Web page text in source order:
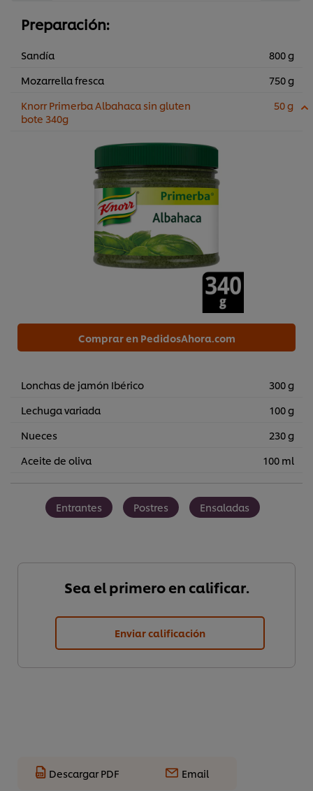
Preparación:
Sandía
800 g
Mozarrella fresca
750 g
Knorr Primerba Albahaca sin gluten
bote 340g
50 g
Comprar en PedidosAhora.com
Lonchas de jamón Ibérico
300 g
Lechuga variada
100 g
Nueces
230 g
Aceite de oliva
100 ml
Entrantes Postres Ensaladas
Sea el primero en calificar.
Enviar calificación
Descargar PDF Email